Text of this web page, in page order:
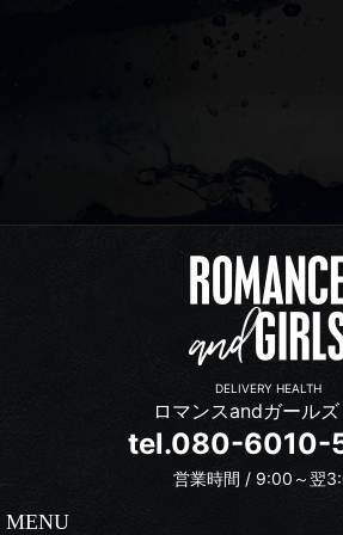
DELIVERY HEALTH
ロマンスandガール
tel.080-6010-
営業時間 / 9:00～翌
MENU